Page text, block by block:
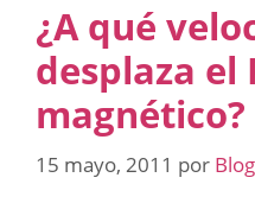
¿A qué
desplaza el
magnético?
15 mayo, 2011 por